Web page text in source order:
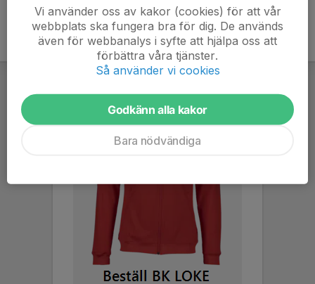
Vi använder oss av kakor (cookies) för att vår
webbplats ska fungera bra för dig. De används
även för webbanalys i syfte att hjälpa oss att
förbättra våra tjänster.
Så använder vi cookies
Godkänn alla kakor
Bara nödvändiga